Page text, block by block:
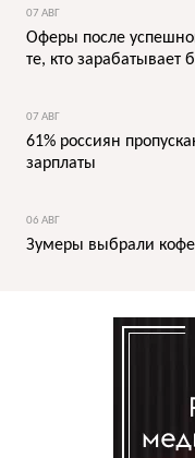
07 АВГ
Оферы после
те, кто зарабатывает
07 АВГ
61% россиян
зарплаты
06 АВГ
Зумеры выбрали кофе